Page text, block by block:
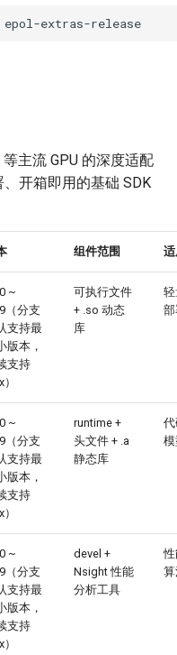
主流 GPU 的深度适配
开箱即用的基础 SDK
组件范围
~
（分支
支持最
版本，
支持
可执行文件
+ .so 动态
库
~
（分支
支持最
版本，
支持
runtime +
头文件 + .a
静态库
~
（分支
支持最
版本，
支持
devel +
Nsight 性能
分析工具